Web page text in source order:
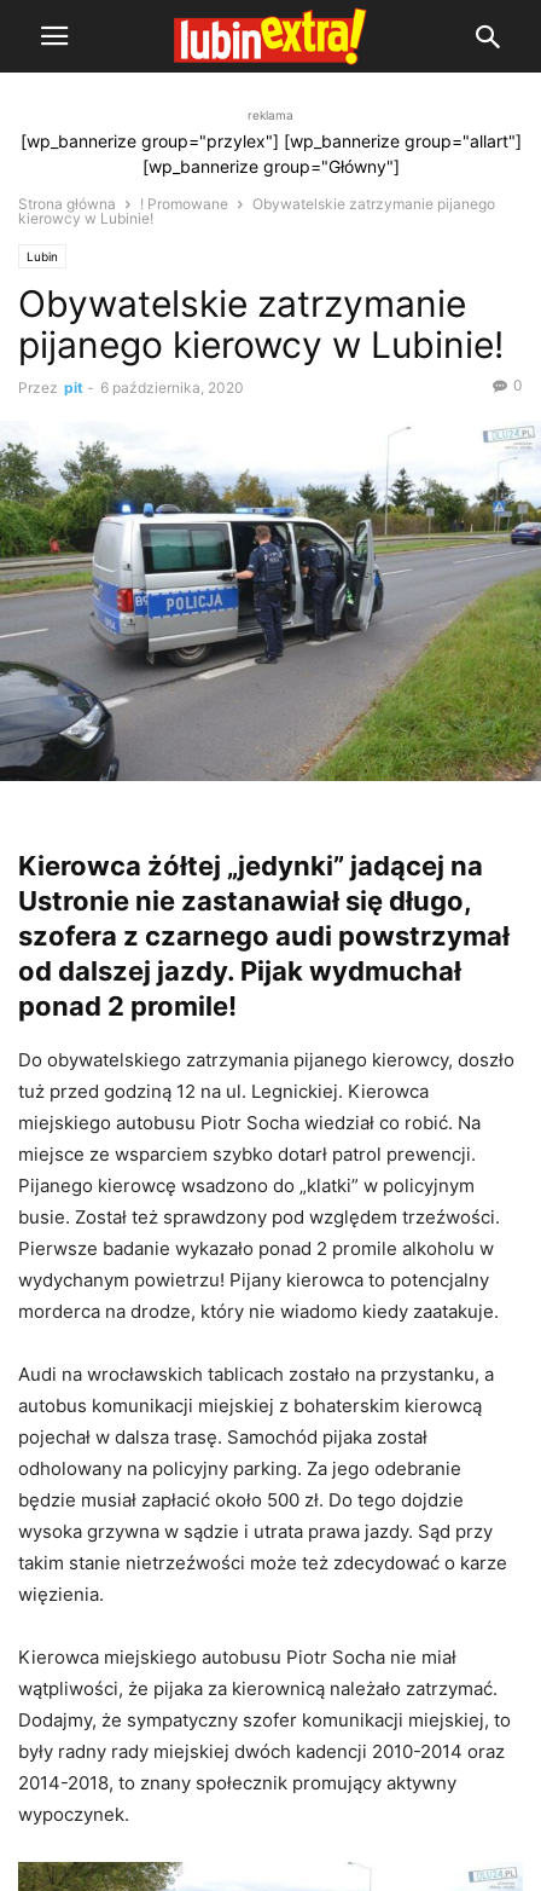
reklama
[wp_bannerize group="przylex"] [wp_bannerize group="allart"]
[wp_bannerize group="Główny"]
Strona główna ! Promowane
Obywatelskie zatrzymanie pijanego
kierowcy w Lubinie!
Lubin
Obywatelskie zatrzymanie
pijanego kierowcy w Lubinie!
Przez pit - 6 października, 2020 0
Kierowca żółtej „jedynki” jadącej na
Ustronie nie zastanawiał się długo,
szofera z czarnego audi powstrzymał
od dalszej jazdy. Pijak wydmuchał
ponad 2 promile!
Do obywatelskiego zatrzymania pijanego kierowcy, doszło
tuż przed godziną 12 na ul. Legnickiej. Kierowca
miejskiego autobusu Piotr Socha wiedział co robić. Na
miejsce ze wsparciem szybko dotarł patrol prewencji.
Pijanego kierowcę wsadzono do „klatki” w policyjnym
busie. Został też sprawdzony pod względem trzeźwości.
Pierwsze badanie wykazało ponad 2 promile alkoholu w
wydychanym powietrzu! Pijany kierowca to potencjalny
morderca na drodze, który nie wiadomo kiedy zaatakuje.
Audi na wrocławskich tablicach zostało na przystanku, a
autobus komunikacji miejskiej z bohaterskim kierowcą
pojechał w dalsza trasę. Samochód pijaka został
odholowany na policyjny parking. Za jego odebranie
będzie musiał zapłacić około 500 zł. Do tego dojdzie
wysoka grzywna w sądzie i utrata prawa jazdy. Sąd przy
takim stanie nietrzeźwości może też zdecydować o karze
więzienia.
Kierowca miejskiego autobusu Piotr Socha nie miał
wątpliwości, że pijaka za kierownicą należało zatrzymać.
Dodajmy, że sympatyczny szofer komunikacji miejskiej, to
były radny rady miejskiej dwóch kadencji 2010-2014 oraz
2014-2018, to znany społecznik promujący aktywny
wypoczynek.